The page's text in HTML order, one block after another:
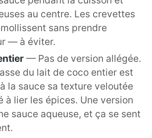
au centre. Les crevettes
sans prendre
— à éviter.
— Pas de version allégée.
du lait de coco entier est
la sauce sa texture veloutée
à lier les épices. Une version
sauce aqueuse, et ça se sent